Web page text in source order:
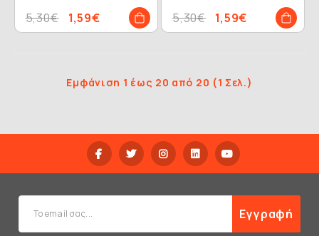
1,59€
5,30€ 1,59€
5,30€
Εμφάνιση 1 έως 20 από 20 (1 Σελ.)
Εγγραφή